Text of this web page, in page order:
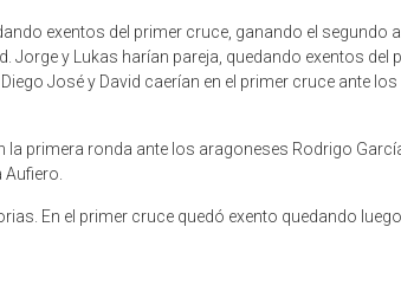
exentos del primer cruce, ganando el segundo
Jorge y Lukas harían pareja, quedando exentos
José y David caerían en el primer cruce ante
primera ronda ante los aragoneses Rodrigo
En el primer cruce quedó exento quedando